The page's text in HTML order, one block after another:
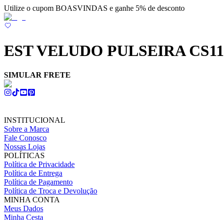
Utilize o cupom BOASVINDAS e ganhe 5% de desconto
EST VELUDO PULSEIRA CS11
SIMULAR FRETE
INSTITUCIONAL
Sobre a Marca
Fale Conosco
Nossas Lojas
POLÍTICAS
Política de Privacidade
Política de Entrega
Política de Pagamento
Política de Troca e Devolução
MINHA CONTA
Meus Dados
Minha Cesta